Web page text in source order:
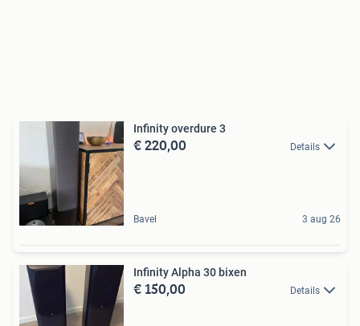
Infinity overdure 3
€ 220,00 Details
Bavel 3 aug 26
Infinity Alpha 30 bixen
€ 150,00 Details